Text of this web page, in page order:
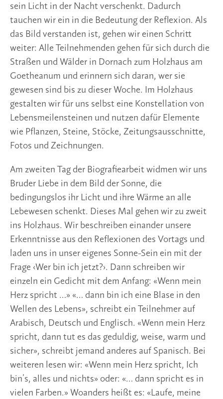
sein Licht in der Nacht verschenkt. Dadurch
tauchen wir ein in die Bedeutung der Reflexion. Als
das Bild verstanden ist, gehen wir einen Schritt
weiter: Alle Teilnehmenden gehen für sich durch die
Straßen und Wälder in Dornach zum Holzhaus am
Goetheanum und erinnern sich daran, wer sie
gewesen sind bis zu dieser Woche. Im Holzhaus
gestalten wir für uns selbst eine Konstellation von
Lebensmeilensteinen und nutzen dafür Elemente
wie Pflanzen, Steine, Stöcke, Zeitungsausschnitte,
Fotos und Zeichnungen.
Am zweiten Tag der Biografiearbeit widmen wir uns
Bruder Liebe in dem Bild der Sonne, die
bedingungslos ihr Licht und ihre Wärme an alle
Lebewesen schenkt. Dieses Mal gehen wir zu zweit
ins Holzhaus. Wir beschreiben einander unsere
Erkenntnisse aus den Reflexionen des Vortags und
laden uns in unser eigenes Sonne-Sein ein mit der
Frage ‹Wer bin ich jetzt?›. Dann schreiben wir
einzeln ein Gedicht mit dem Anfang: «Wenn mein
Herz spricht …» «… dann bin ich eine Blase in den
Wellen des Lebens», schreibt ein Teilnehmer auf
Arabisch, Deutsch und Englisch. «Wenn mein Herz
spricht, dann tut es das geduldig, weise, warm und
sicher», schreibt jemand anderes auf Spanisch. Bei
weiteren lesen wir: «Wenn mein Herz spricht, Ich
bin’s, alles und nichts» oder: «… dann spricht es in
vielen Farben.» Woanders heißt es: «Laufe, meine